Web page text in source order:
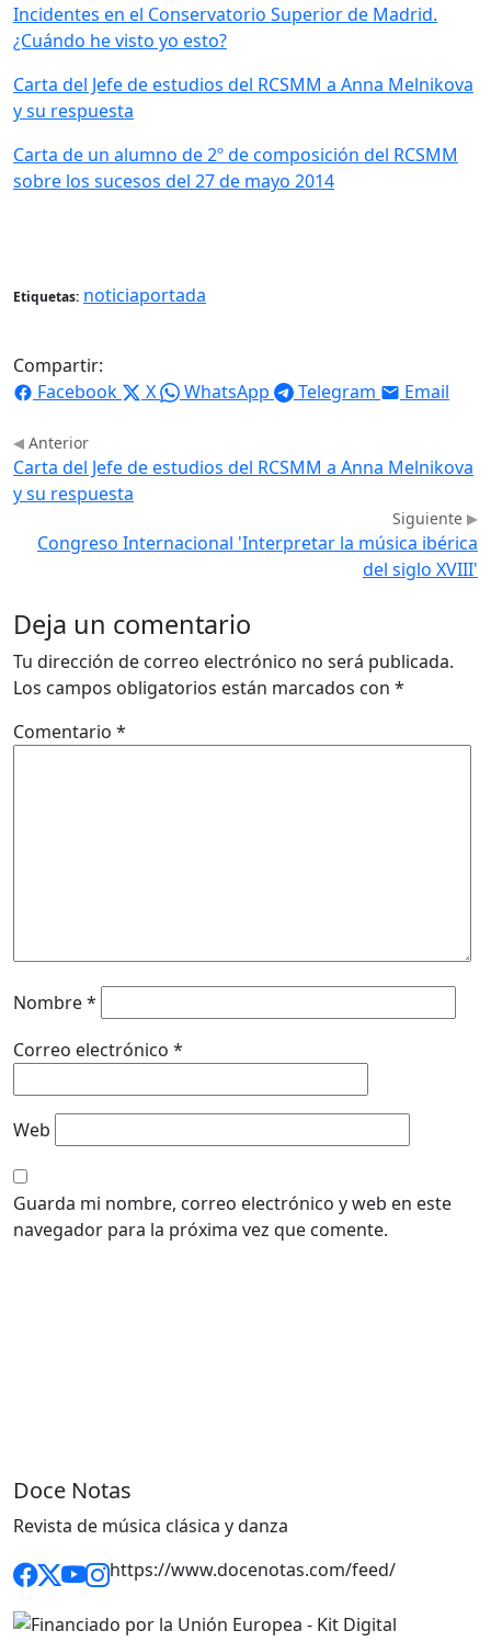
Incidentes en el Conservatorio Superior de Madrid.
¿Cuándo he visto yo esto?
Carta del Jefe de estudios del RCSMM a Anna Melnikova
y su respuesta
Carta de un alumno de 2º de composición del RCSMM
sobre los sucesos del 27 de mayo 2014
Etiquetas: noticiaportada
Compartir:
Facebook
X WhatsApp Telegram Email
Anterior
Carta del Jefe de estudios del RCSMM a Anna Melnikova
y su respuesta
Siguiente
Congreso Internacional 'Interpretar la música ibérica
del siglo XVIII'
Deja un comentario
Tu dirección de correo electrónico no será publicada.
Los campos obligatorios están marcados con *
Comentario *
Nombre*
Correo electrónico *
Web
Guarda mi nombre, correo electrónico y web en este
navegador para la próxima vez que comente.
Doce Notas
Revista de música clásica y danza
https://www.docenotas.com/feed/